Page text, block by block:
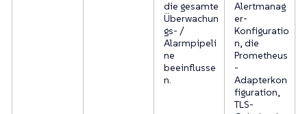
die gesamte
Überwachun
gs- /
Alarmpipeli
ne
beeinflusse
n.
Alertmanag
er-
Konfiguratio
n, die
Prometheus
-
Adapterkon
figuration,
TLS-